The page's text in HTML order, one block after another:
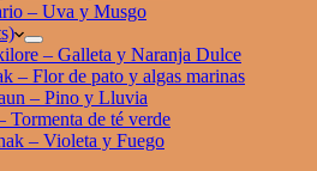
– Uva y Musgo
– Galleta y Naranja Dulce
– Flor de pato y algas marinas
– Pino y Lluvia
Tormenta de té verde
– Violeta y Fuego